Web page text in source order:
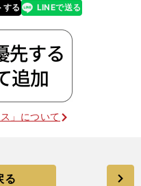
する
line LINEで送る
」について
る